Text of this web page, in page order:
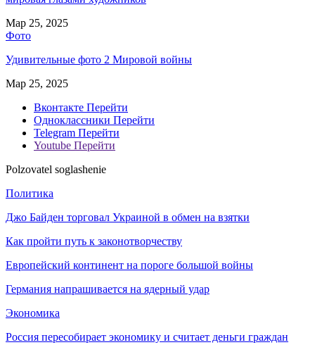
Мар 25, 2025
Фото
Удивительные фото 2 Мировой войны
Мар 25, 2025
Вконтакте Перейти
Одноклассники Перейти
Telegram Перейти
Youtube Перейти
Polzovatel soglashenie
Политика
Джо Байден торговал Украиной в обмен на взятки
Как пройти путь к законотворчеству
Европейский континент на пороге большой войны
Германия напрашивается на ядерный удар
Экономика
Россия пересобирает экономику и считает деньги граждан